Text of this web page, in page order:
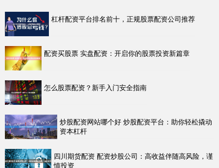
杠杆配资平台排名前十，正规股票配资公司推荐
配资买股票 实盘配资：开启你的股票投资新篇章
怎么股票配资？新手入门安全指南
炒股配资网站哪个好 炒股配资平台：助你轻松撬动
资本杠杆
四川期货配资 配资炒股公司：高收益伴随高风险，谨
慎投资